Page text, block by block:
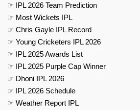
☞ IPL 2026 Team Prediction
☞ Most Wickets IPL
☞ Chris Gayle IPL Record
☞ Young Cricketers IPL 2026
☞ IPL 2025 Awards List
☞ IPL 2025 Purple Cap Winner
☞ Dhoni IPL 2026
☞ IPL 2026 Schedule
☞ Weather Report IPL